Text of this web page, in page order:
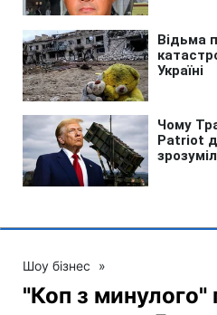
Шоу бізнес »
"Коп з минулого"